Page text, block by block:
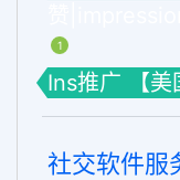
1
Ins推广 【
社交软件